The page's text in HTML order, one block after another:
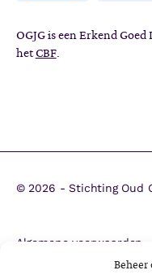
Beheer
OGJG is een Erkend
hetCBF.
© 2026 - Stichting Oud
Algemene voorwaarden